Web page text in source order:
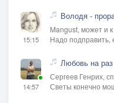
15:15
Володя -
Mangust, может и
Надо подправить,
14:57
Любовь на раз
Сергеев Генрих,
Светы конечно